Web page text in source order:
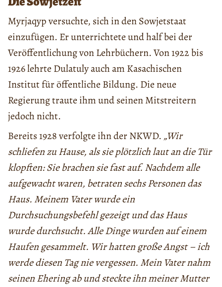
Myrjaqyp versuchte, sich in den Sowjetstaat
einzufügen. Er unterrichtete und half bei der
Veröffentlichung von Lehrbüchern. Von 1922 bis
1926 lehrte Dulatuly auch am Kasachischen
Institut für öffentliche Bildung. Die neue
Regierung traute ihm und seinen Mitstreitern
jedoch nicht.
Bereits 1928 verfolgte ihn der NKWD. „Wir
schliefen zu Hause, als sie plötzlich laut an die Tür
klopften: Sie brachen sie fast auf. Nachdem alle
aufgewacht waren, betraten sechs Personen das
Haus. Meinem Vater wurde ein
Durchsuchungsbefehl gezeigt und das Haus
wurde durchsucht. Alle Dinge wurden auf einem
Haufen gesammelt. Wir hatten große Angst – ich
werde diesen Tag nie vergessen. Mein Vater nahm
seinen Ehering ab und steckte ihn meiner Mutter